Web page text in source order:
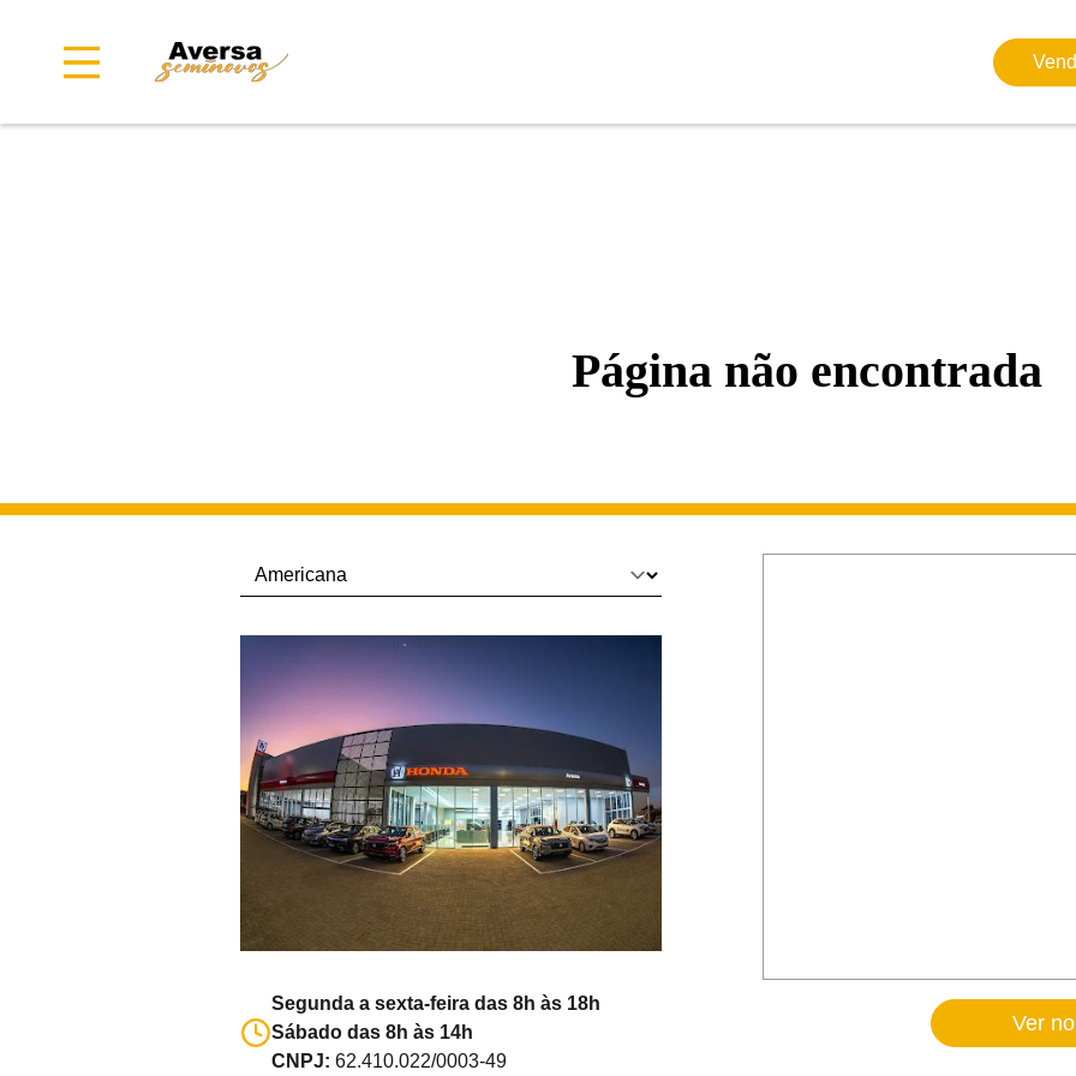
Página não encontrada
Segunda a sexta-feira das 8h às 18h
Sábado das 8h às 14h
CNPJ: 62.410.022/0003-49
Ver